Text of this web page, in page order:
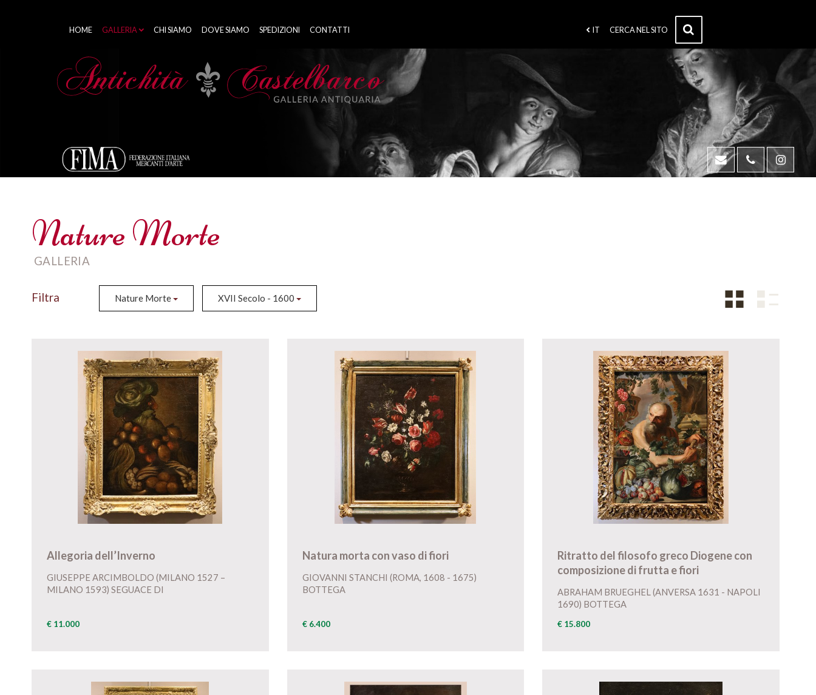
IT CERCA NEL SITO
HOME GALLERIA CHI SIAMO DOVE SIAMO SPEDIZIONI CONTATTI
Nature Morte
GALLERIA
Filtra Nature Morte XVII Secolo - 1600
Allegoria dell’Inverno
GIUSEPPE ARCIMBOLDO (MILANO 1527 –
MILANO 1593) SEGUACE DI
€ 11.000
Natura morta con vaso di fiori
GIOVANNI STANCHI (ROMA, 1608 - 1675)
BOTTEGA
€ 6.400
Ritratto del filosofo greco Diogene con
composizione di frutta e fiori
ABRAHAM BRUEGHEL (ANVERSA 1631 - NAPOLI
1690) BOTTEGA
€ 15.800